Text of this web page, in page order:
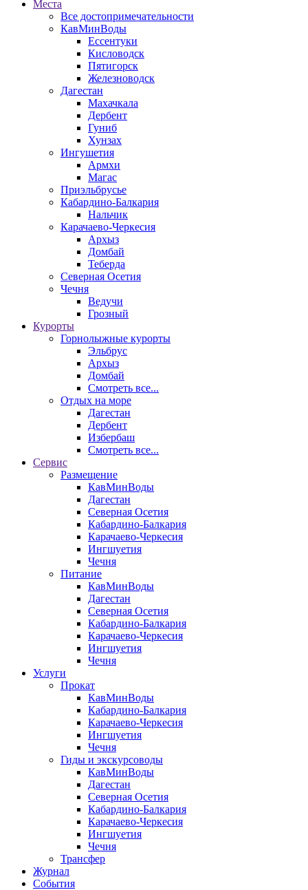
Места
Все достопримечательности
КавМинВоды
Ессентуки
Кисловодск
Пятигорск
Железноводск
Дагестан
Махачкала
Дербент
Гуниб
Хунзах
Ингушетия
Армхи
Магас
Приэльбрусье
Кабардино-Балкария
Нальчик
Карачаево-Черкесия
Архыз
Домбай
Теберда
Северная Осетия
Чечня
Ведучи
Грозный
Курорты
Горнолыжные курорты
Эльбрус
Архыз
Домбай
Смотреть все...
Отдых на море
Дагестан
Дербент
Избербаш
Смотреть все...
Сервис
Размещение
КавМинВоды
Дагестан
Северная Осетия
Кабардино-Балкария
Карачаево-Черкесия
Ингшуетия
Чечня
Питание
КавМинВоды
Дагестан
Северная Осетия
Кабардино-Балкария
Карачаево-Черкесия
Ингшуетия
Чечня
Услуги
Прокат
КавМинВоды
Кабардино-Балкария
Карачаево-Черкесия
Ингшуетия
Чечня
Гиды и экскурсоводы
КавМинВоды
Дагестан
Северная Осетия
Кабардино-Балкария
Карачаево-Черкесия
Ингшуетия
Чечня
Трансфер
Журнал
События